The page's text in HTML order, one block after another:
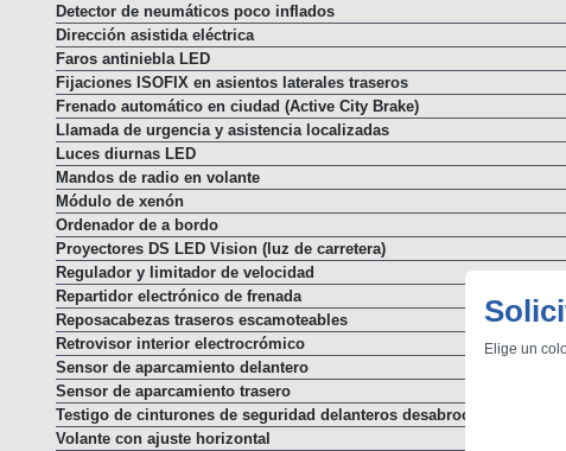
Elige un
Detector de neumáticos poco inflados
Dirección asistida eléctrica
Faros antiniebla LED
Fijaciones ISOFIX en asientos laterales traseros
Frenado automático en ciudad (Active City Brake)
Llamada de urgencia y asistencia localizadas
Luces diurnas LED
Mandos de radio en volante
Módulo de xenón
Ordenador de a bordo
Proyectores DS LED Vision (luz de carretera)
Regulador y limitador de velocidad
Repartidor electrónico de frenada
Reposacabezas traseros escamoteables
Retrovisor interior electrocrómico
Sensor de aparcamiento delantero
Sensor de aparcamiento trasero
Testigo de cinturones de seguridad delanteros desabrochados
Volante con ajuste horizontal